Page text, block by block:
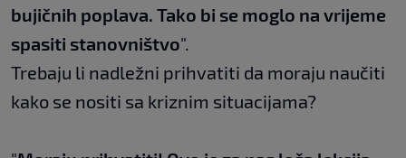
bujičnih poplava. Tako bi se moglo na vrijeme
spasiti stanovništvo".
Trebaju li nadležni prihvatiti da moraju naučiti
kako se nositi sa kriznim situacijama?